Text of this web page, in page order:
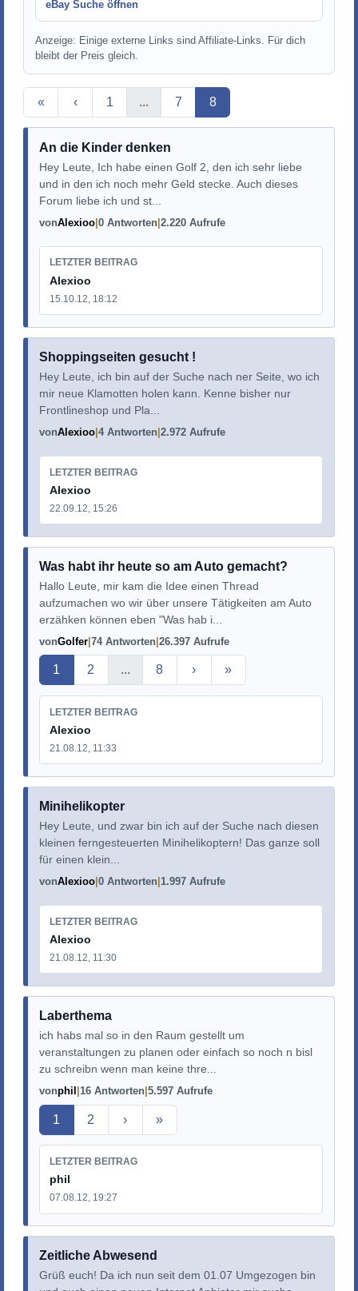
eBay Suche öffnen
Anzeige: Einige externe Links sind Affiliate-Links. Für dich
bleibt der Preis gleich.
« ‹ 1 ... 7 Aktuelle Seite
8
An die Kinder denken
Hey Leute, Ich habe einen Golf 2, den ich sehr liebe
und in den ich noch mehr Geld stecke. Auch dieses
Forum liebe ich und st...
vonAlexioo 0 Antworten 2.220 Aufrufe
LETZTER BEITRAG
Alexioo
15.10.12, 18:12
Shoppingseiten gesucht !
Hey Leute, ich bin auf der Suche nach ner Seite, wo ich
mir neue Klamotten holen kann. Kenne bisher nur
Frontlineshop und Pla...
vonAlexioo 4 Antworten 2.972 Aufrufe
LETZTER BEITRAG
Alexioo
22.09.12, 15:26
Was habt ihr heute so am Auto gemacht?
Hallo Leute, mir kam die Idee einen Thread
aufzumachen wo wir über unsere Tätigkeiten am Auto
erzähken können eben "Was hab i...
vonGolfer 74 Antworten 26.397 Aufrufe
Aktuelle Seite
1 2 ... 8 › »
LETZTER BEITRAG
Alexioo
21.08.12, 11:33
Minihelikopter
Hey Leute, und zwar bin ich auf der Suche nach diesen
kleinen ferngesteuerten Minihelikoptern! Das ganze soll
für einen klein...
vonAlexioo 0 Antworten 1.997 Aufrufe
LETZTER BEITRAG
Alexioo
21.08.12, 11:30
Laberthema
ich habs mal so in den Raum gestellt um
veranstaltungen zu planen oder einfach so noch n bisl
zu schreibn wenn man keine thre...
vonphil 16 Antworten 5.597 Aufrufe
Aktuelle Seite
1 2 › »
LETZTER BEITRAG
phil
07.08.12, 19:27
Zeitliche Abwesend
Grüß euch! Da ich nun seit dem 01.07 Umgezogen bin